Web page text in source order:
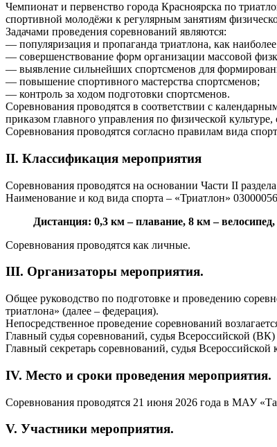
Чемпионат и первенство города Красноярска по
спортивной молодёжи к регулярным занятиям
Задачами проведения соревнований являются:
— популяризация и пропаганда триатлона, как
— совершенствование форм организации массовой
— выявление сильнейших спортсменов для
— повышение спортивного мастерства спортсменов;
— контроль за ходом подготовки спортсменов.
Соревнования проводятся в соответствии с
приказом главного управления по физической
Соревнования проводятся согласно правилам вида
II. Классификация мероприятия
Соревнования проводятся на основании Части II
Наименование и код вида спорта – «Триатлон»
Дистанция: 0,3 км – плавание, 8 км – велосипед,
Соревнования проводятся как личные.
III. Организаторы мероприятия.
Общее руководство по подготовке и проведению
триатлона» (далее – федерация).
Непосредственное проведение соревнований
Главный судья соревнований, судья Всероссийской
Главный секретарь соревнований, судья
IV. Место и сроки проведения мероприятия.
Соревнования проводятся 21 июня 2026 года в МАУ
V. Участники мероприятия.